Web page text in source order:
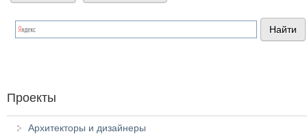
Проекты
Архитекторы и дизайнеры